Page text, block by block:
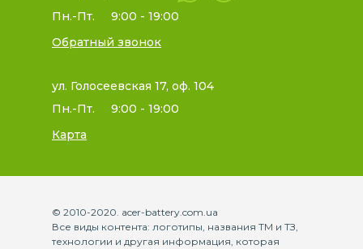
Пн.-Пт.
9:00 - 19:00
Обратный звонок
ул. Голосеевская 17, оф. 104
Пн.-Пт.
9:00 - 19:00
Карта
© 2010-2020. acer-battery.com.ua
Все виды контента: логотипы, названия ТМ и ТЗ,
технологии и другая информация, которая